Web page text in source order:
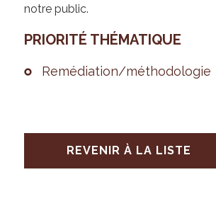
notre public.
PRIO­RITÉ THÉ­MA­TIQUE
Remé­dia­tion/métho­do­lo­gie
REVENIR À LA LISTE